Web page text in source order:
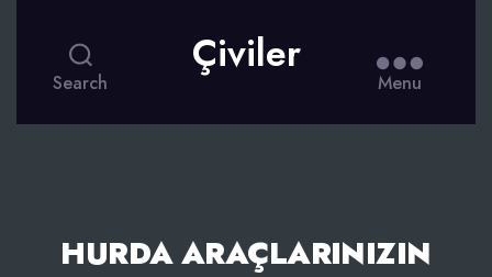
Search
Çiviler
Menu
HURDA ARAÇLARINIZIN